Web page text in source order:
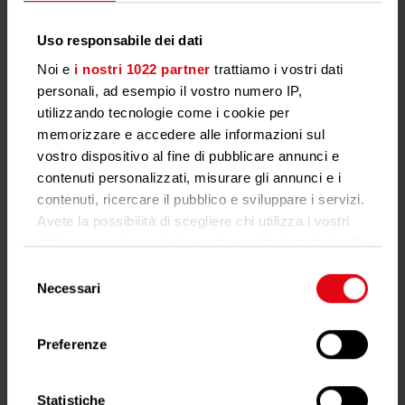
Uso responsabile dei dati
Noi e i nostri 1022 partner trattiamo i vostri dati
personali, ad esempio il vostro numero IP,
utilizzando tecnologie come i cookie per
memorizzare e accedere alle informazioni sul
vostro dispositivo al fine di pubblicare annunci e
contenuti personalizzati, misurare gli annunci e i
contenuti, ricercare il pubblico e sviluppare i servizi.
Avete la possibilità di scegliere chi utilizza i vostri
dati e per quali scopi. Le vostre scelte in materia di
digitale in cui avete effettuato le vostre scelte. È
possibile modificare o revocare il proprio consenso
in qualsiasi momento dalla Dichiarazione sui cookie
o facendo clic sull'icona di attivazione della privacy.
Con il tuo consenso, vorremmo anche:
delNecessari
Preferenze
Statistiche
Fatturazione dei costi
d'esercizio